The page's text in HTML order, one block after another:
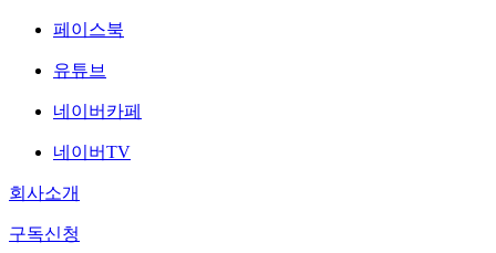
페이스북
유튜브
네이버카페
네이버TV
회사소개
구독신청